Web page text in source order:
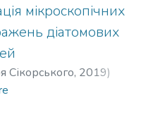
мікроскопічних
діатомових
Сікорського, 2019)
Вікторівна